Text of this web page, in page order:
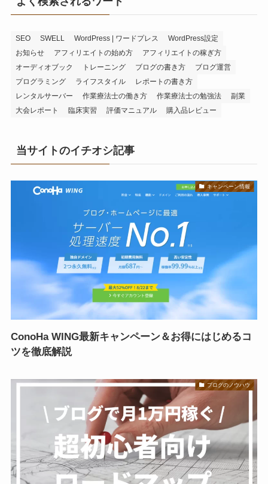
SEO SWELL WordPress | ワードプレス
WordPress設定
お知らせ
アフィリエイトの始め方
アフィリエイトの稼ぎ方
オーディオブック
トレーニング ブログの書き方
ブログ運営
プログラミング
ライフスタイル
レポートの書き方
レンタルサーバー
作業療法士の働き方 作業療法士の勉強法
副業
大会レポート
臨床実習 評価マニュアル 購入品レビュー
当サイトのイチオシ記事
キャンペーン情報
ConoHa WING最新キャンペーン＆お得にはじめるコ
ツを徹底解説
ブログのノウハウ